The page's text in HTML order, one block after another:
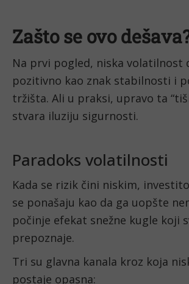
Zašto se ovo
Na prvi pogled, niska volatilnost
pozitivno kao znak stabilnosti i
tržišta. Ali u praksi, upravo ta
stvara iluziju sigurnosti.
Paradoks volatilnosti
Kada se rizik čini niskim,
se ponašaju kao da ga uopšte
počinje efekat snežne kugle koji
prepoznaje.
Tri su glavna kanala kroz koja
postaje opasna: